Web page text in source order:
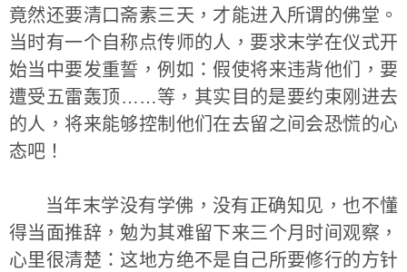
竟然还要清口斋素三天，才能进入所谓的佛堂。
当时有一个自称点传师的人，要求末学在仪式开
始当中要发重誓，例如：假使将来违背他们，要
遭受五雷轰顶……等，其实目的是要约束刚进去
的人，将来能够控制他们在去留之间会恐慌的心
态吧！
当年末学没有学佛，没有正确知见，也不懂
得当面推辞，勉为其难留下来三个月时间观察，
心里很清楚：这地方绝不是自己所要修行的方针